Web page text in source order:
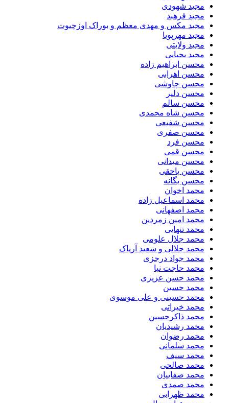
مجید شهودی
مجید فرهبد
مجید مکس و مهدی معظم و بوراک اوزچیوت
مجید مهرپویا
مجید ولایتی
مجید یحیایی
محسن ابراهیم زاده
محسن اهرابی
محسن چاوشی
محسن دلیر
محسن سالم
محسن شاه محمدی
محسن شفیعی
محسن صفری
محسن فرد
محسن قمی
محسن میدانی
محسن یاحقی
محسن یگانه
محمد اخوان
محمد اسماعیل زاده
محمد اصفهانی
محمد امین زمردین
محمد تنهایی
محمد جلال علومی
محمد جلالی و سعید آریاک
محمد جواد درجزی
محمد حاجت نیا
محمد حسن عزیزی
محمد حسین
محمد حسینی و علی موسوی
محمد خیراتی
محمد ذاکرحسین
محمد رشیدیان
محمد رضوان
محمد سلمانی
محمد سیف
محمد صالحی
محمد صفاییان
محمد صمدی
محمد ظهرابی